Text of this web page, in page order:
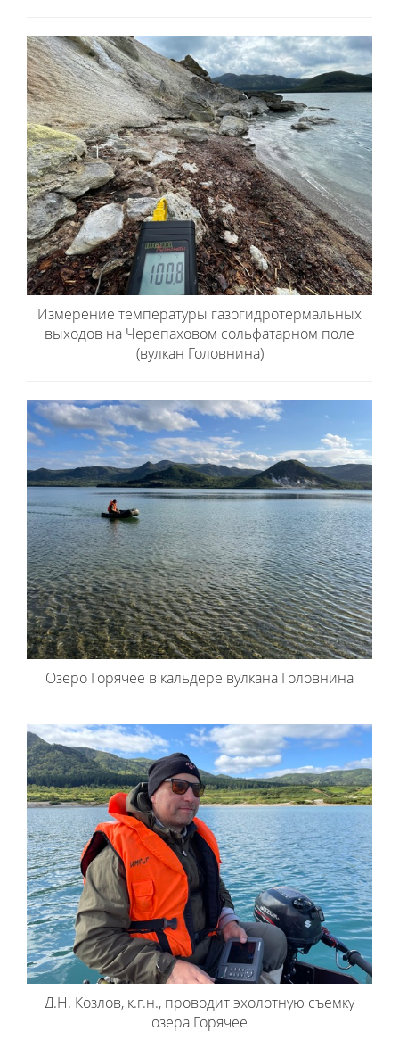
Измерение температуры газогидротермальных
выходов на Черепаховом сольфатарном поле
(вулкан Головнина)
Озеро Горячее в кальдере вулкана Головнина
Д.Н. Козлов, к.г.н., проводит эхолотную съемку
озера Горячее